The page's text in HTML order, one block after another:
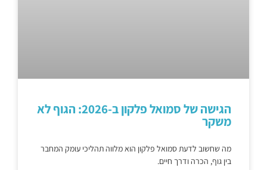
הגישה של סמואל פלקון ב-2026: הגוף לא
משקר
מה שחשוב לדעת סמואל פלקון הוא מלווה תהליכי עומק המחבר
בין גוף, הכרה ודרך חיים.